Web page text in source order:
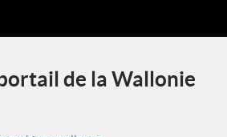
de la Wallonie